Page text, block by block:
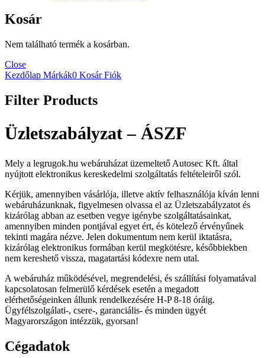
Kosár
Nem található termék a kosárban.
Close
Kezdőlap Márkák0 KosárFiók
Filter Products
Üzletszabályzat – ÁSZF
Mely a legrugok.hu webáruházat üzemeltető Autosec Kft. által
nyújtott elektronikus kereskedelmi szolgáltatás feltételeiről szól.
Kérjük, amennyiben vásárlója, illetve aktív felhasználója kíván lenni
webáruházunknak, figyelmesen olvassa el az Üzletszabályzatot és
kizárólag abban az esetben vegye igénybe szolgáltatásainkat,
amennyiben minden pontjával egyet ért, és kötelező érvényűnek
tekinti magára nézve. Jelen dokumentum nem kerül iktatásra,
kizárólag elektronikus formában kerül megkötésre, későbbiekben
nem kereshető vissza, magatartási kódexre nem utal.
A webáruház működésével, megrendelési, és szállítási folyamatával
kapcsolatosan felmerülő kérdések esetén a megadott
elérhetőségeinken állunk rendelkezésére H-P 8-18 óráig.
Ügyfélszolgálati-, csere-, garanciális- és minden ügyét
Magyarországon intézzük, gyorsan!
Cégadatok